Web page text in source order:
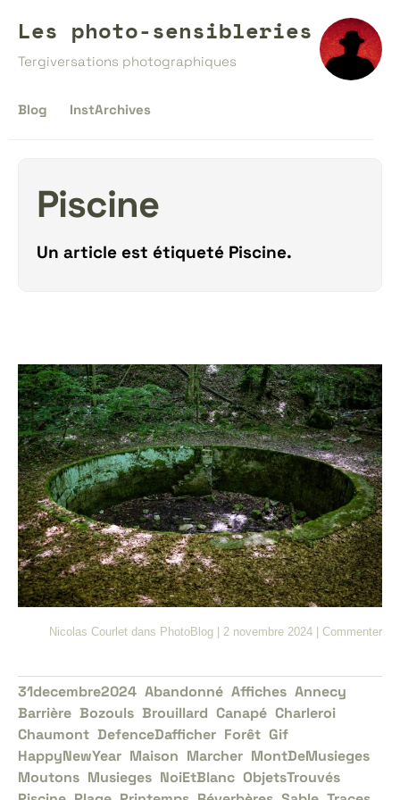
Les photo-sensibleries
Tergiversations photographiques
Blog InstArchives
Piscine
Un article est étiqueté Piscine.
Nicolas Courlet dans PhotoBlog 2 novembre 2024 Commenter
31decembre2024 Abandonné Affiches Annecy
Barrière Bozouls Brouillard Canapé Charleroi
Chaumont DefenceDafficher Forêt Gif
HappyNewYear Maison Marcher MontDeMusieges
Moutons Musieges NoiEtBlanc ObjetsTrouvés